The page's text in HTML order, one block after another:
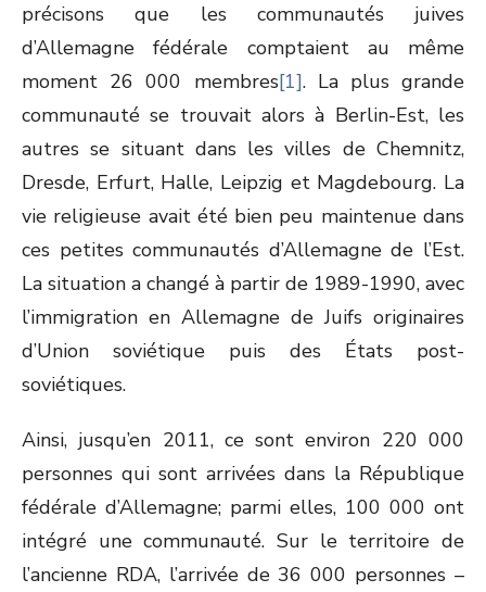
précisons que les communautés juives
d’Allemagne fédérale comptaient au même
moment 26 000 membres[1]. La plus grande
communauté se trouvait alors à Berlin-Est, les
autres se situant dans les villes de Chemnitz,
Dresde, Erfurt, Halle, Leipzig et Magdebourg. La
vie religieuse avait été bien peu maintenue dans
ces petites communautés d’Allemagne de l’Est.
La situation a changé à partir de 1989-1990, avec
l’immigration en Allemagne de Juifs originaires
d’Union soviétique puis des États post-
soviétiques.
Ainsi, jusqu’en 2011, ce sont environ 220 000
personnes qui sont arrivées dans la République
fédérale d’Allemagne; parmi elles, 100 000 ont
intégré une communauté. Sur le territoire de
l’ancienne RDA, l’arrivée de 36 000 personnes –